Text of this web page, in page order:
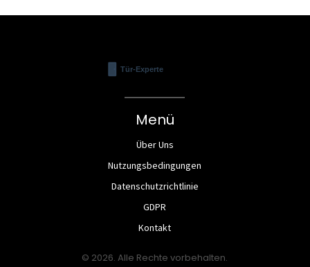
Menü
Über Uns
Nutzungsbedingungen
Datenschutzrichtlinie
GDPR
Kontakt
© 2026. Alle Rechte vorbehalten.